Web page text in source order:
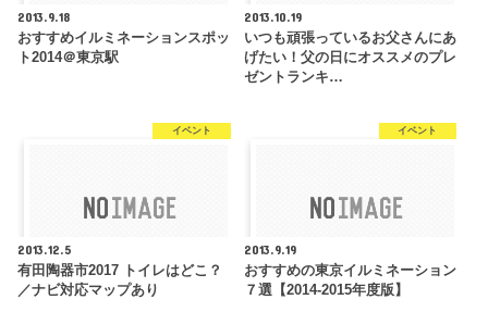
2013.9.18
おすすめイルミネーションスポッ
ト2014＠東京駅
2013.10.19
いつも頑張っているお父さんにあ
げたい！父の日にオススメのプレ
ゼントランキ…
イベント
2013.12.5
有田陶器市2017 トイレはどこ？
／ナビ対応マップあり
イベント
2013.9.19
おすすめの東京イルミネーション
７選【2014-2015年度版】